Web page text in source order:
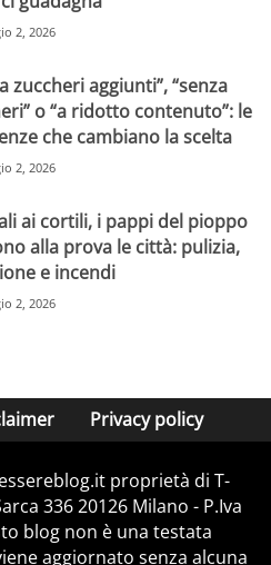
2, 2026
zuccheri aggiunti”, “senza
o “a ridotto contenuto”: le
che cambiano la scelta
2, 2026
ai cortili, i pappi del pioppo
alla prova le città: pulizia,
e incendi
2, 2026
Privacy policy
proprietà di T-
336 20126 Milano - P.Iva
blog non è una testata
aggiornato senza alcuna